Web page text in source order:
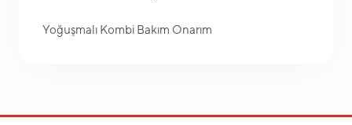
Yoğuşmalı Kombi Bakım Onarım